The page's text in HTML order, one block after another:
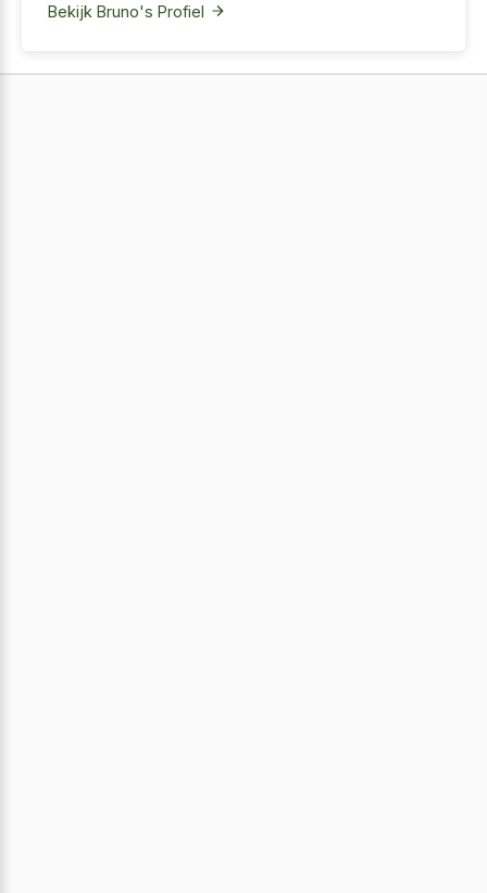
Bekijk Bruno's Profiel